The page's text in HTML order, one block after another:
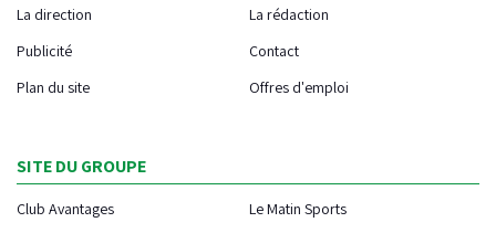
La direction
La rédaction
Publicité
Contact
Plan du site
Offres d'emploi
SITE DU GROUPE
Club Avantages
Le Matin Sports